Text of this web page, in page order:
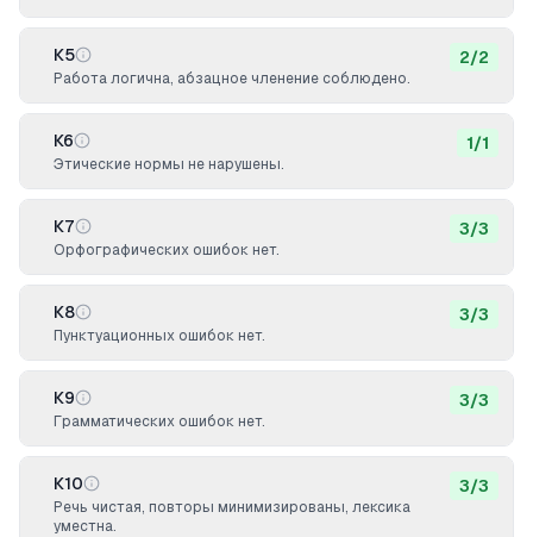
К5
Работа логична, абзацное членение соблюдено.
2/2
К6
Этические нормы не нарушены.
1/1
К7
Орфографических ошибок нет.
3/3
К8
Пунктуационных ошибок нет.
3/3
К9
Грамматических ошибок нет.
3/3
К10
Речь чистая, повторы минимизированы, лексика
уместна.
3/3